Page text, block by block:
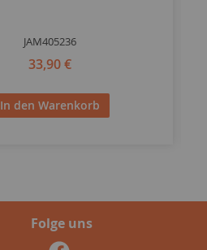
JAM405236
33,90 €
In den Warenkorb
Folge uns